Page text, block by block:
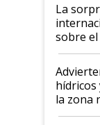
La
sobre
"Estoy
hídricos
la zona